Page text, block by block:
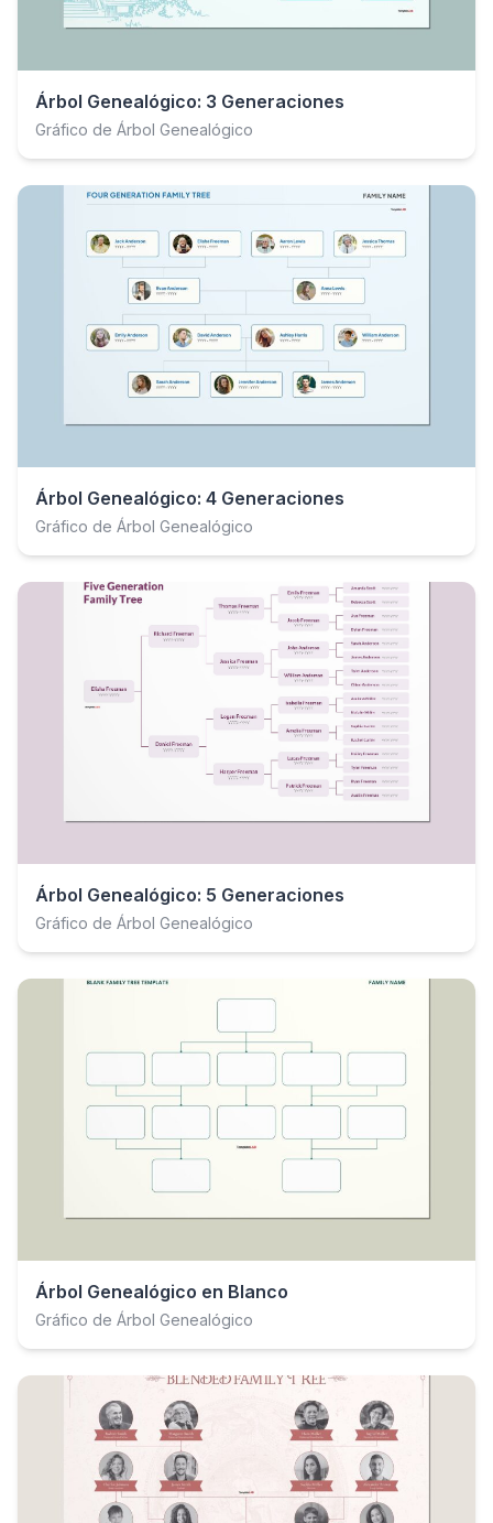
Árbol Genealógico: 3 Generaciones
Gráfico de Árbol Genealógico
Árbol Genealógico: 4 Generaciones
Gráfico de Árbol Genealógico
Árbol Genealógico: 5 Generaciones
Gráfico de Árbol Genealógico
Árbol Genealógico en Blanco
Gráfico de Árbol Genealógico